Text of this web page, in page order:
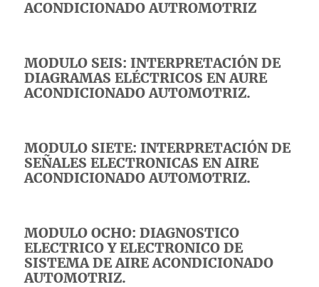
ACONDICIONADO AUTROMOTRIZ
MODULO SEIS: INTERPRETACIÓN DE
DIAGRAMAS ELÉCTRICOS EN AURE
ACONDICIONADO AUTOMOTRIZ.
MODULO SIETE: INTERPRETACIÓN DE
SEÑALES ELECTRONICAS EN AIRE
ACONDICIONADO AUTOMOTRIZ.
MODULO OCHO: DIAGNOSTICO
ELECTRICO Y ELECTRONICO DE
SISTEMA DE AIRE ACONDICIONADO
AUTOMOTRIZ.